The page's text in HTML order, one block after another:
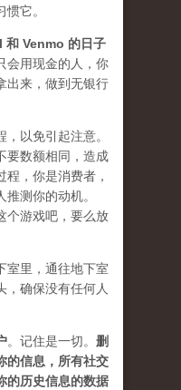
它。
和 Venmo 的日子
会用现金的人，你
出来，做到无银行
以免引起注意。
要数额相同，造成
，你是消费者，
测你的动机。
个游戏吧，要么放
室里，通往地下室
，确保没有任何人
。记住是一切。 删
的信息，所有社交
的历史信息的数据